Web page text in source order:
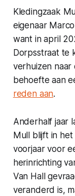
Kledingzaak
eigenaar
want in april
Dorpsstraat te
verhuizen
behoefte aan
reden aan.
Anderhalf jaar
Mull blijft in
voorjaar voor
herinrichting
Van Hall
veranderd is,